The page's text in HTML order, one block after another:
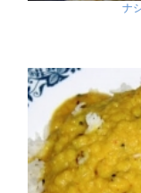
ナ